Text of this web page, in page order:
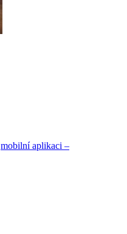
mobilní aplikaci –